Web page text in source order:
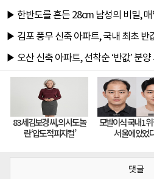
댓글